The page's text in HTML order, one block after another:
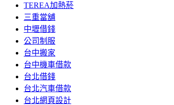
TEREA加熱菸
三重當舖
中壢借錢
公司制服
台中搬家
台中機車借款
台北借錢
台北汽車借款
台北網頁設計